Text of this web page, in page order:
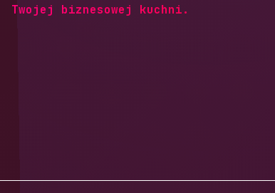
Twojej biznesowej kuchni.